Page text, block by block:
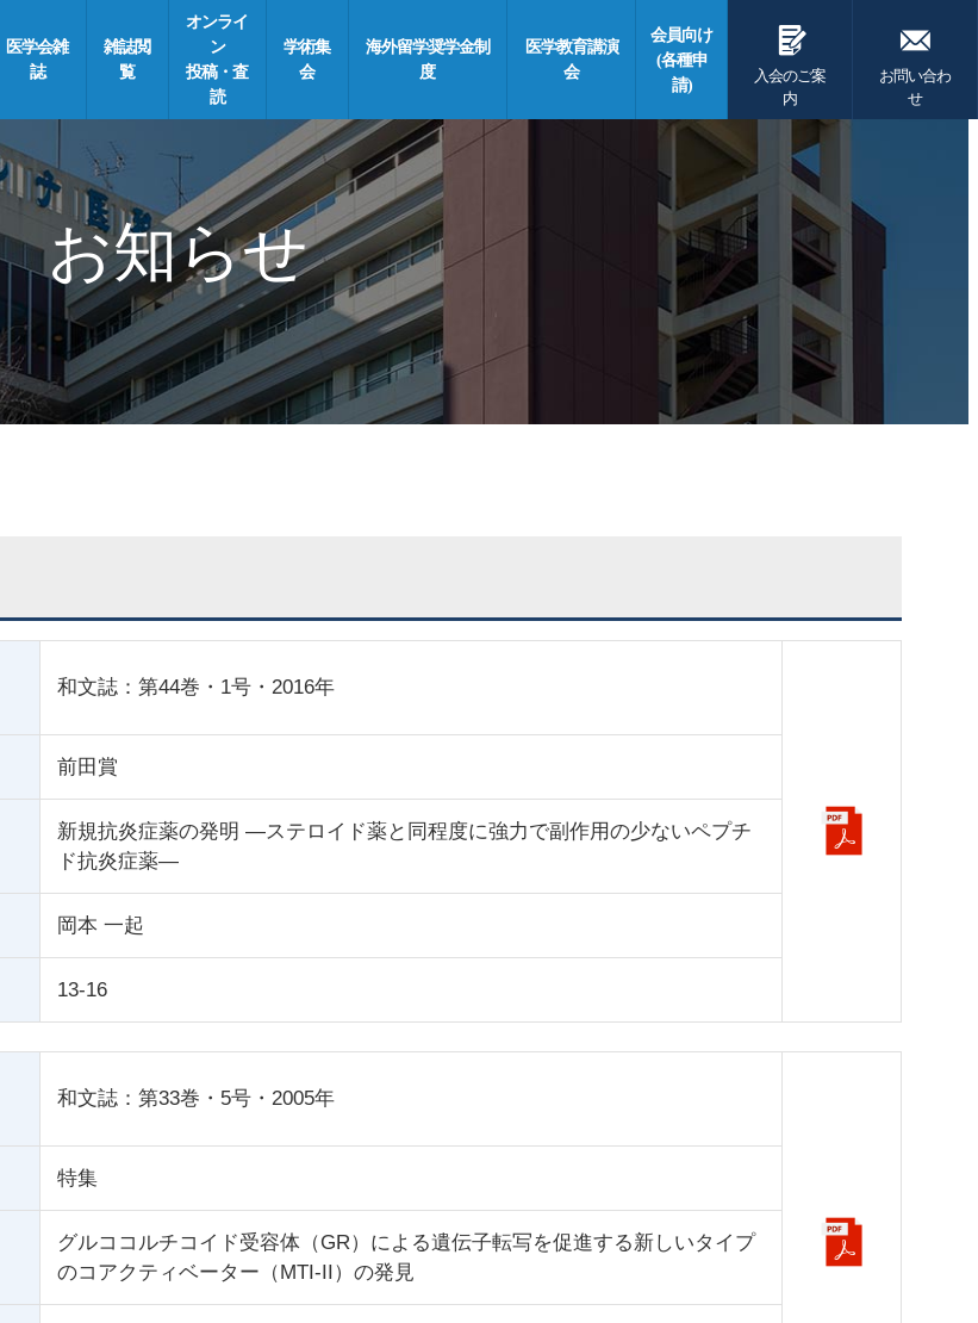
医学会雑
誌
雑誌閲
覧
オンライ
ン
投稿・査
読
学術集
会
海外留学奨学金制
度
医学教育講演
会
会員向け
(各種申
請)
G
入会のご案
内
F
お問い合わ
せ
お知らせ
和文誌：第44巻・1号・2016年
前田賞
新規抗炎症薬の発明 ―ステロイド薬と同程度に強力で副作用の少ないペプチ
ド抗炎症薬―
岡本 一起
13-16
和文誌：第33巻・5号・2005年
特集
グルココルチコイド受容体（GR）による遺伝子転写を促進する新しいタイプ
のコアクティベーター（MTI-II）の発見